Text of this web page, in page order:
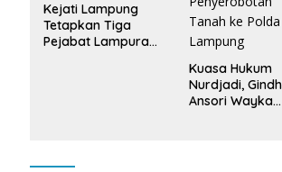
Kejati Lampung
Tetapkan Tiga
Pejabat Lampura
Kuasa Hukum
Nurdjadi,
Ansori Wayka